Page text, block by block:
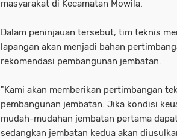
masyarakat di Kecamatan Mowila.
Dalam peninjauan tersebut, tim teknis
lapangan akan menjadi bahan
rekomendasi pembangunan jembatan.
"Kami akan memberikan pertimbangan
pembangunan jembatan. Jika kondisi
mudah-mudahan jembatan pertama
sedangkan jembatan kedua akan